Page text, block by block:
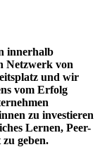
innerhalb
Netzwerk von
und wir
vom Erfolg
zu investieren
Lernen, Peer-
geben.